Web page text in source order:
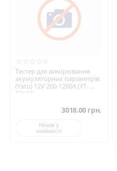
Тестер для вимірювання
акумуляторних параметрів
(Yato) 12V 200-1200A (YT-
83113)
3018.00 грн.
Немає у
наявності